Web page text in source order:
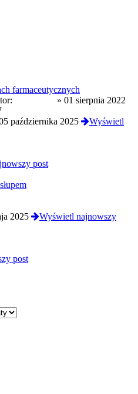
farmaceutycznych
» 01 sierpnia 2022
października 2025
Wyświetl
post
2025
Wyświetl najnowszy
post